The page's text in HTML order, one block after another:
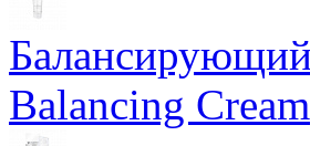
Balancing Cream